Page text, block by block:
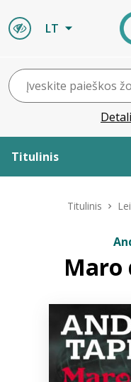
LT
Titulinis
ELVIS atvyksta
Naujienos
Bibliotekoms
Titulinis
Maro